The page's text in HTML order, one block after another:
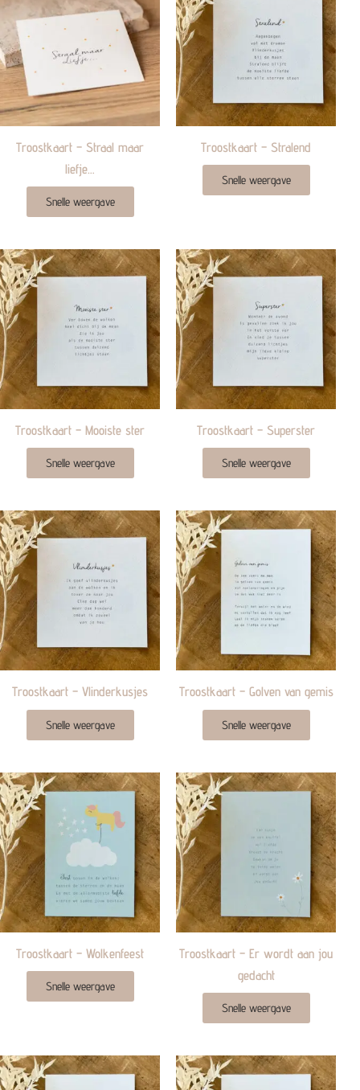
Troostkaart – Straal maar
liefje…
Snelle weergave
Troostkaart – Stralend
Snelle weergave
Troostkaart – Mooiste ster
Snelle weergave
Troostkaart – Superster
Snelle weergave
Troostkaart – Vlinderkusjes
Snelle weergave
Troostkaart – Golven van gemis
Snelle weergave
Troostkaart – Wolkenfeest
Snelle weergave
Troostkaart – Er wordt aan jou
gedacht
Snelle weergave